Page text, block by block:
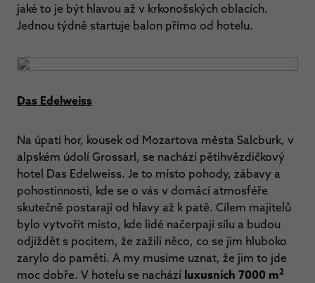
jaké to je být hlavou až v krkonošských oblacích.
Jednou týdně startuje balon přímo od hotelu.
Das Edelweiss
Na úpatí hor, kousek od Mozartova města Salcburk, v
alpském údolí Grossarl, se nachází pětihvězdičkový
hotel Das Edelweiss. Je to místo pohody, zábavy a
pohostinnosti, kde se o vás v domácí atmosféře
skutečně postarají od hlavy až k patě. Cílem majitelů
bylo vytvořit místo, kde lidé načerpají sílu a budou
odjíždět s pocitem, že zažili něco, co se jim hluboko
zarylo do paměti. A my musíme uznat, že jim to jde
moc dobře. V hotelu se nachází luxusních 7000 m2